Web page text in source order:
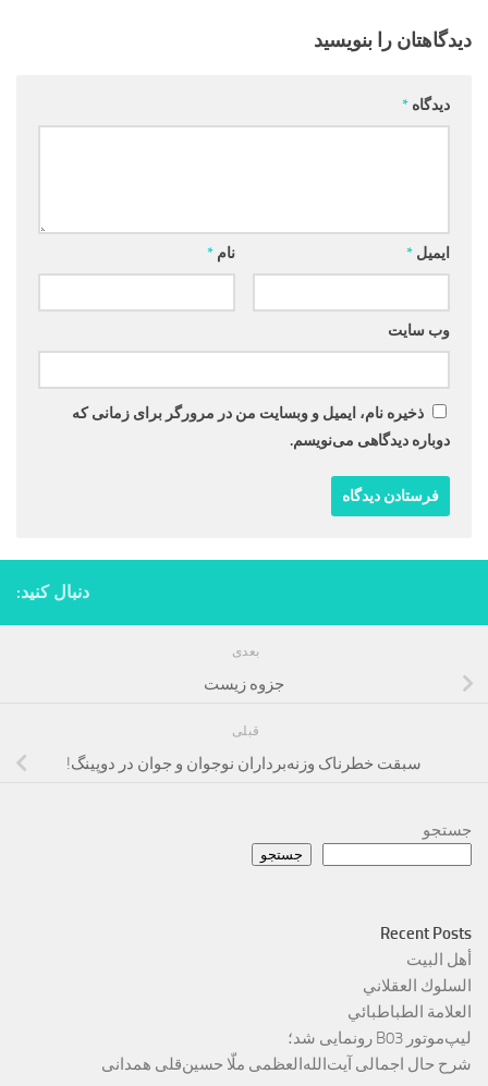
دیدگاهتان را بنویسید
دیدگاه *
نام * ایمیل *
وب‌ سایت
ذخیره نام، ایمیل و وبسایت من در مرورگر برای زمانی که
دوباره دیدگاهی می‌نویسم.
دنبال کنید:
بعدی
جزوه زیست
قبلی
سبقت خطرناک وزنه‌برداران نوجوان و جوان در دوپینگ!
جستجو
جستجو
Recent Posts
أهل البيت
السلوك العقلاني
العلامة الطباطبائي
لیپ‌موتور B03 رونمایی شد؛
شرح حال اجمالی آیت‌الله‌العظمی ملّا حسین‌قلی همدانی